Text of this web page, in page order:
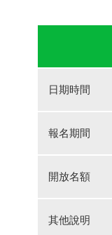
日期時間
報名期間
開放名額
其他說明